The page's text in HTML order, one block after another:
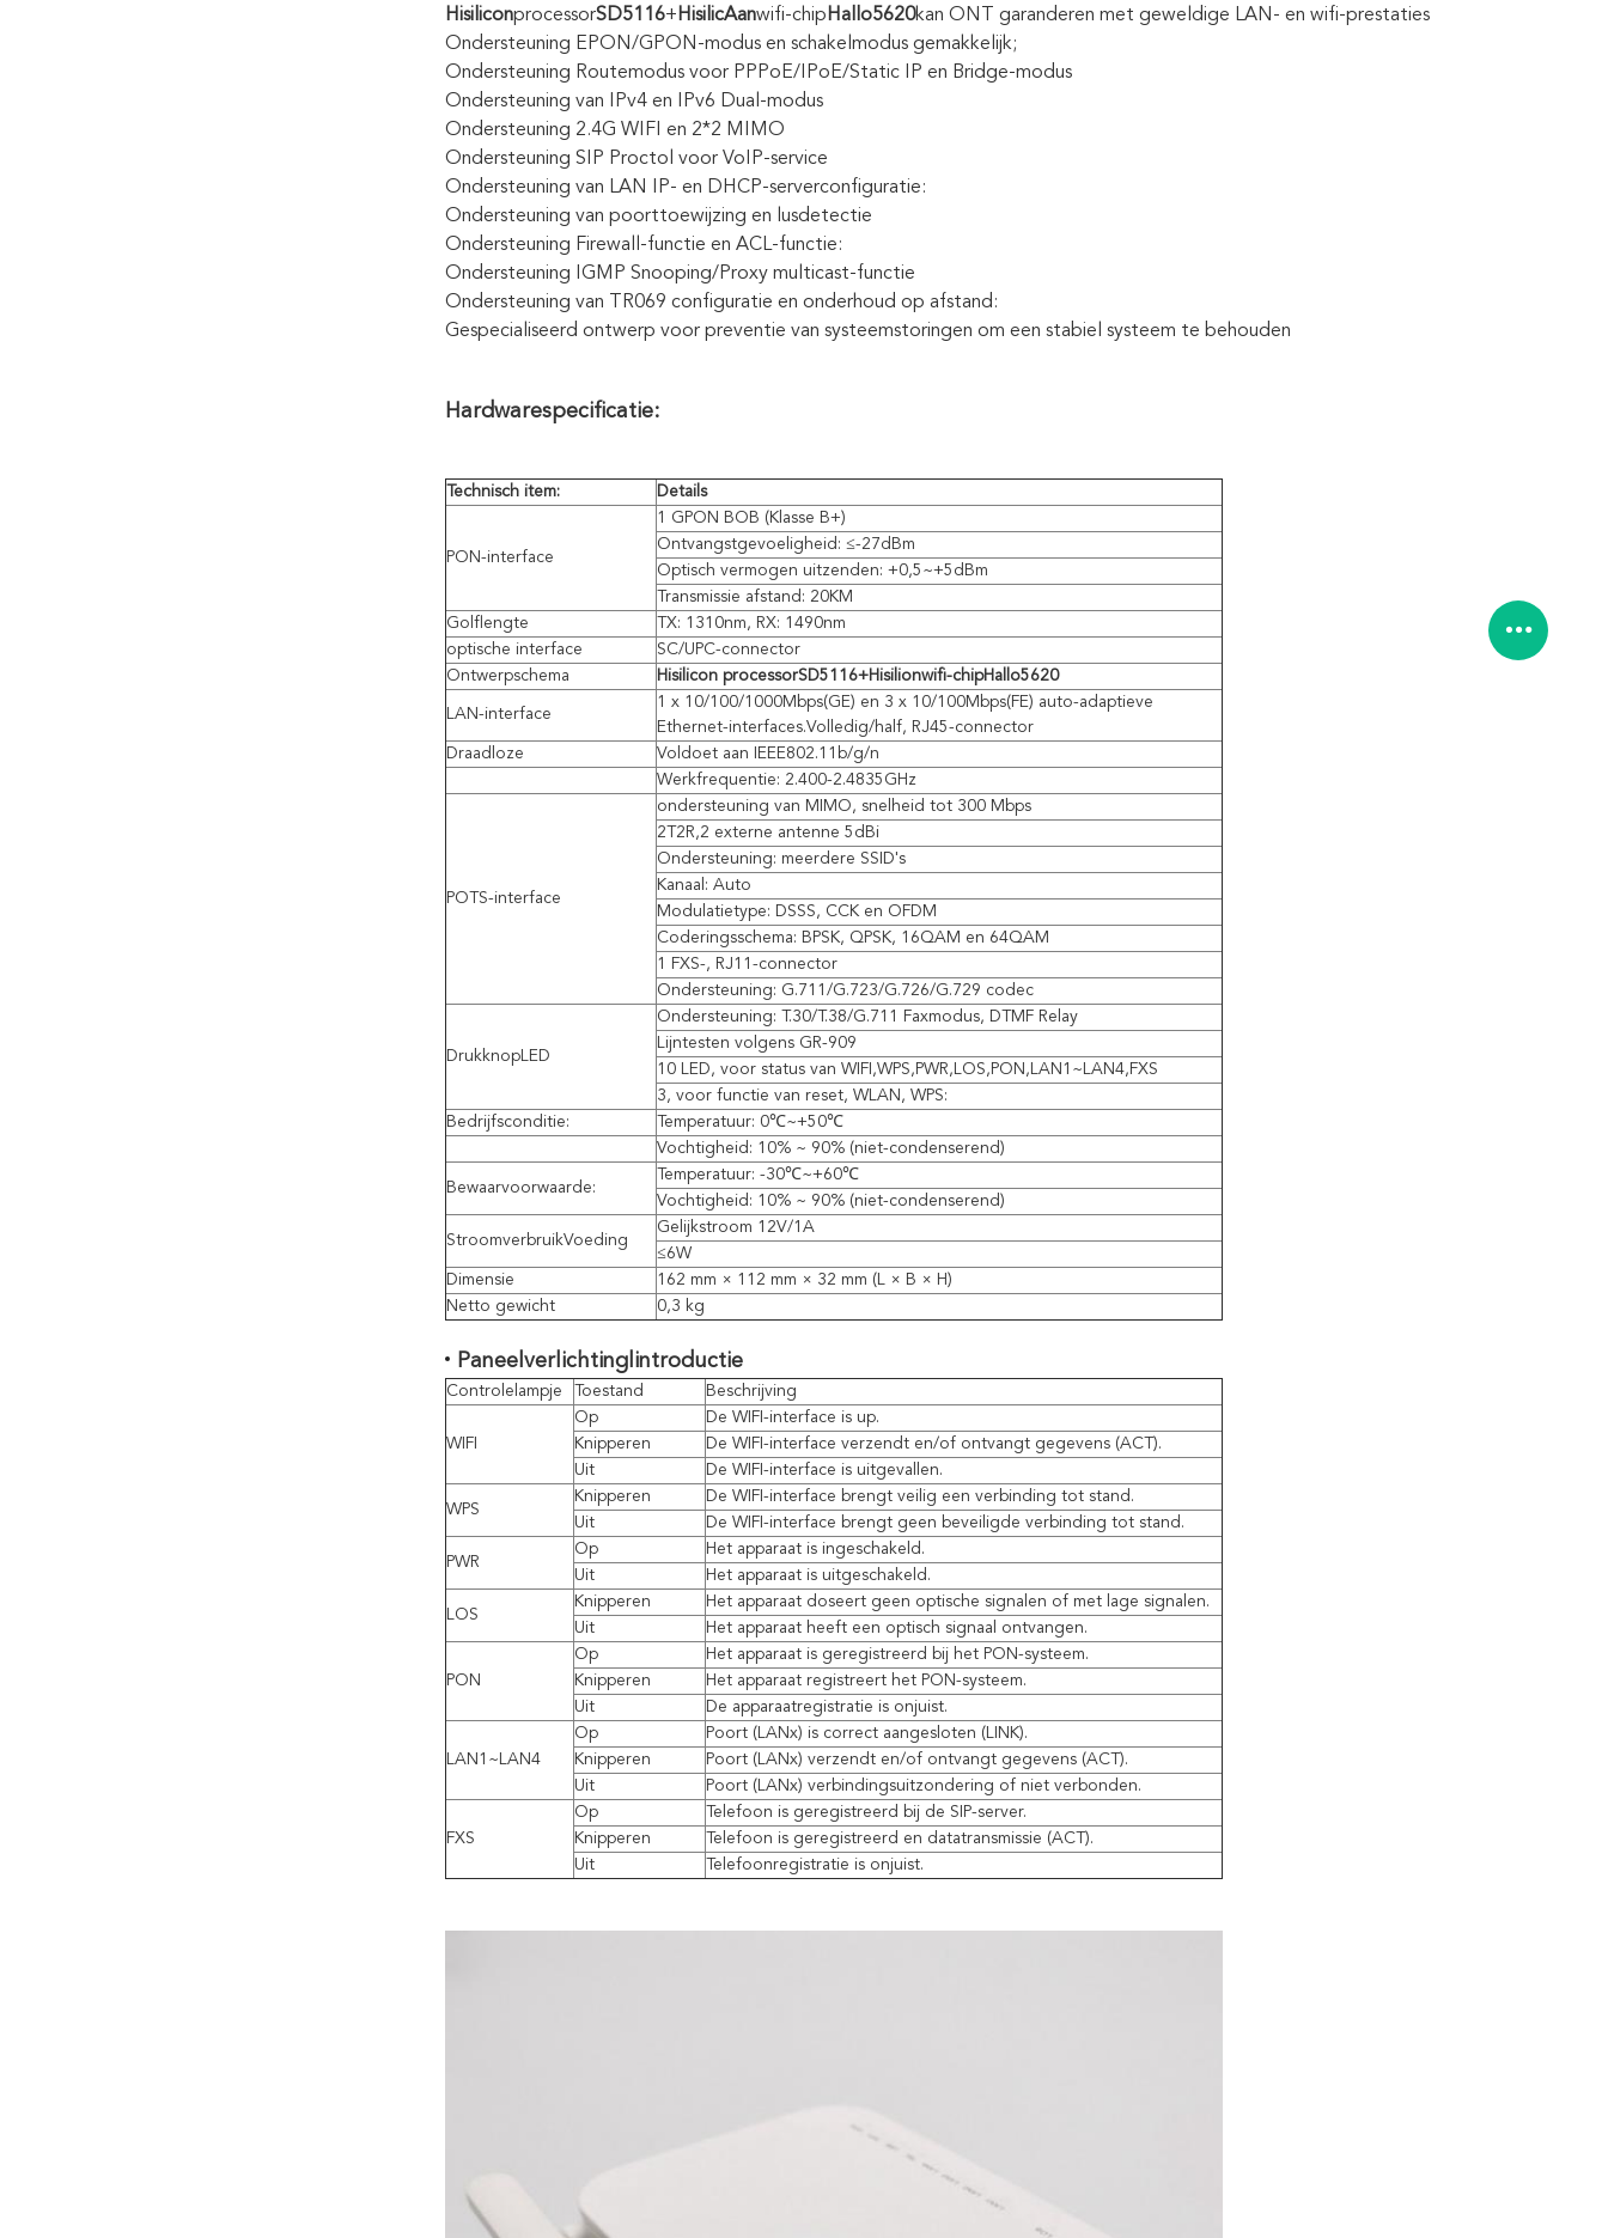
HisiliconprocessorSD5116+ HisilicAanwifi-chip Hallo5620kan ONT garanderen met geweldige LAN- en wifi-prestaties
Ondersteuning EPON/GPON-modus en schakelmodus gemakkelijk;
Ondersteuning Routemodus voor PPPoE/IPoE/Static IP en Bridge-modus
Ondersteuning van IPv4 en IPv6 Dual-modus
Ondersteuning 2.4G WIFI en 2*2 MIMO
Ondersteuning SIP Proctol voor VoIP-service
Ondersteuning van LAN IP- en DHCP-serverconfiguratie:
Ondersteuning van poorttoewijzing en lusdetectie
Ondersteuning Firewall-functie en ACL-functie:
Ondersteuning IGMP Snooping/Proxy multicast-functie
Ondersteuning van TR069 configuratie en onderhoud op afstand:
Gespecialiseerd ontwerp voor preventie van systeemstoringen om een ​​stabiel systeem te behouden
Hardwarespecificatie:
Technisch item: Details
PON-interface
1 GPON BOB (Klasse B+)
Ontvangstgevoeligheid: ≤-27dBm
Optisch vermogen uitzenden: +0,5~+5dBm
Transmissie afstand: 20KM
Golflengte
TX: 1310nm, RX: 1490nm
optische interface
SC/UPC-connector
Ontwerpschema
Hisilicon processorSD5116+Hisilionwifi-chipHallo5620
LAN-interface
1 x 10/100/1000Mbps(GE) en 3 x 10/100Mbps(FE) auto-adaptieve
Ethernet-interfaces.Volledig/half, RJ45-connector
Draadloze
Voldoet aan IEEE802.11b/g/n
Werkfrequentie: 2.400-2.4835GHz
POTS-interface
ondersteuning van MIMO, snelheid tot 300 Mbps
2T2R,2 externe antenne 5dBi
Ondersteuning: meerdere SSID's
Kanaal: Auto
Modulatietype: DSSS, CCK en OFDM
Coderingsschema: BPSK, QPSK, 16QAM en 64QAM
1 FXS-, RJ11-connector
Ondersteuning: G.711/G.723/G.726/G.729 codec
DrukknopLED
Ondersteuning: T.30/T.38/G.711 Faxmodus, DTMF Relay
Lijntesten volgens GR-909
10 LED, voor status van WIFI,WPS,PWR,LOS,PON,LAN1~LAN4,FXS
3, voor functie van reset, WLAN, WPS:
Bedrijfsconditie:
Temperatuur: 0℃~+50℃
Vochtigheid: 10% ~ 90% (niet-condenserend)
Bewaarvoorwaarde:
Temperatuur: -30℃~+60℃
Vochtigheid: 10% ~ 90% (niet-condenserend)
StroomverbruikVoeding
Gelijkstroom 12V/1A
≤6W
Dimensie
162 mm × 112 mm × 32 mm (L × B × H)
Netto gewicht
0,3 kg
Paneelverlichting introductie
Controlelampje Toestand Beschrijving
WIFI
Op
De WIFI-interface is up.
Knipperen
De WIFI-interface verzendt en/of ontvangt gegevens (ACT).
Uit
De WIFI-interface is uitgevallen.
WPS
Knipperen
De WIFI-interface brengt veilig een verbinding tot stand.
Uit
De WIFI-interface brengt geen beveiligde verbinding tot stand.
PWR
Op
Het apparaat is ingeschakeld.
Uit
Het apparaat is uitgeschakeld.
LOS
Knipperen
Het apparaat doseert geen optische signalen of met lage signalen.
Uit
Het apparaat heeft een optisch signaal ontvangen.
PON
Op
Het apparaat is geregistreerd bij het PON-systeem.
Knipperen
Het apparaat registreert het PON-systeem.
Uit
De apparaatregistratie is onjuist.
LAN1~LAN4
Op
Poort (LANx) is correct aangesloten (LINK).
Knipperen
Poort (LANx) verzendt en/of ontvangt gegevens (ACT).
Uit
Poort (LANx) verbindingsuitzondering of niet verbonden.
FXS
Op
Telefoon is geregistreerd bij de SIP-server.
Knipperen
Telefoon is geregistreerd en datatransmissie (ACT).
Uit
Telefoonregistratie is onjuist.